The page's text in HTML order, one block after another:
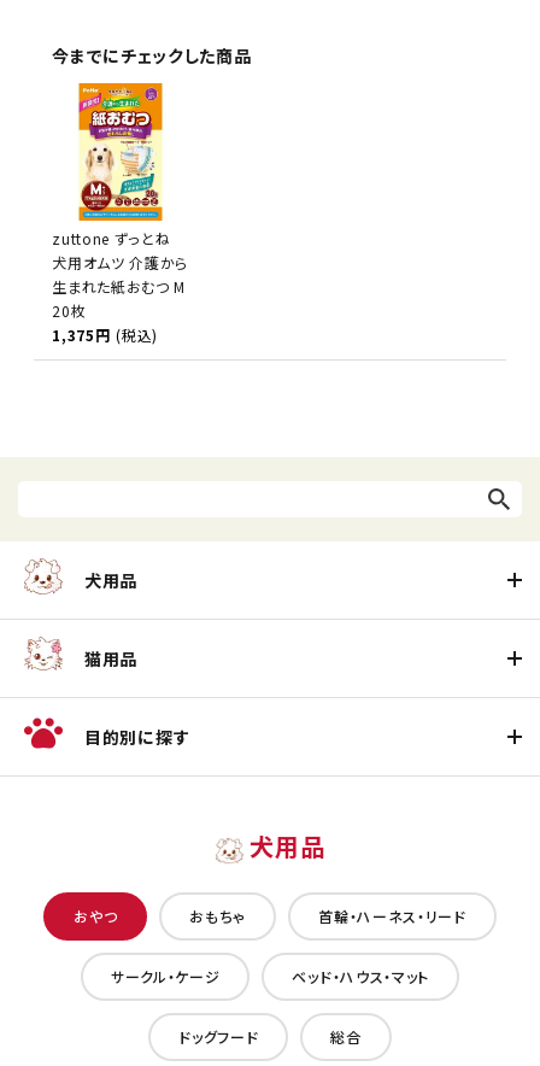
今までにチェックした商品
zuttone ずっとね
犬用オムツ 介護から
生まれた紙おむつ M
20枚
1,375円 (税込)
犬用品
猫用品
目的別に探す
犬用品
おやつ おもちゃ 首輪・ハーネス・リード
サークル・ケージ ベッド・ハウス・マット
ドッグフード 総合